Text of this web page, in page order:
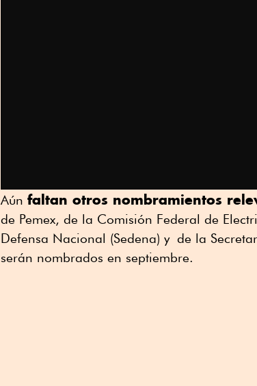
Aún faltan otros nombramientos
de Pemex, de la Comisión Federal de
Defensa Nacional (Sedena) y de la
serán nombrados en septiembre.